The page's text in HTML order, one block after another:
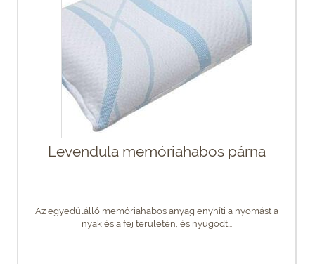
Levendula memóriahabos párna
Az egyedülálló memóriahabos anyag enyhíti a nyomást a
nyak és a fej területén, és nyugodt...